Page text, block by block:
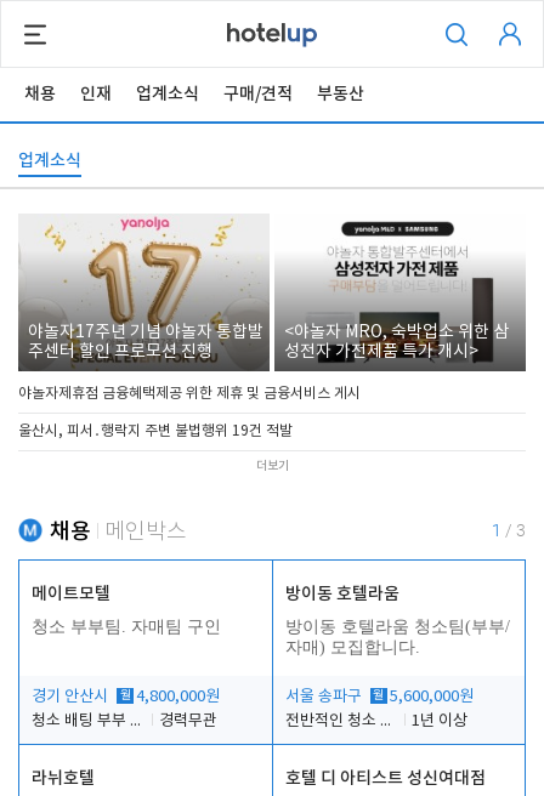
채용 인재 업계소식 구매/견적 부동산
업계소식
야놀자17주년 기념 야놀자 통합발
주센터 할인 프로모션 진행
<야놀자 MRO, 숙박업소 위한 삼
성전자 가전제품 특가 개시>
야놀자제휴점 금융혜택제공 위한 제휴 및 금융서비스 게시
울산시, 피서․행락지 주변 불법행위 19건 적발
더보기
채용 메인박스 1 / 3
메이트모텔
청소 부부팀. 자매팀 구인
경기 안산시 월 4,800,000원
청소 배팅 부부 구합니다
경력무관
방이동 호텔라움
방이동 호텔라움 청소팀(부부/
자매) 모집합니다.
서울 송파구 월 5,600,000원
전반적인 청소 업무(객실청소.객실정리)
1년 이상
라뉘호텔 호텔 디 아티스트 성신여대점